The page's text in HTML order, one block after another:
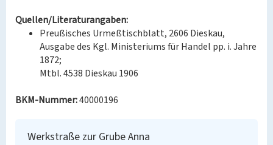
Quellen/Literaturangaben:
Preußisches Urmeßtischblatt, 2606 Dieskau,
Ausgabe des Kgl. Ministeriums für Handel pp. i. Jahre
1872;
Mtbl. 4538 Dieskau 1906
BKM-Nummer:40000196
Werkstraße zur Grube Anna